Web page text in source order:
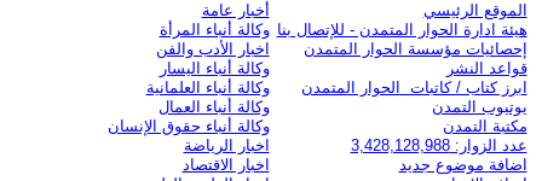
الموقع الرئيسي
هيئة ادارة الحوار المتمدن - للإتصال بنا
إحصائيات مؤسسة الحوار المتمدن
قواعد النشر
ابرز كتاب / كاتبات الحوار المتمدن
يوتيوب التمدن
مكتبة التمدن
عدد الزوار: 3,428,128,988
اضافة موضوع جديد
أخبار عامة
وكالة أنباء المرأة
اخبار الأدب والفن
وكالة أنباء اليسار
وكالة أنباء العلمانية
وكالة أنباء العمال
وكالة أنباء حقوق الإنسان
اخبار الرياضة
اخبار الاقتصاد